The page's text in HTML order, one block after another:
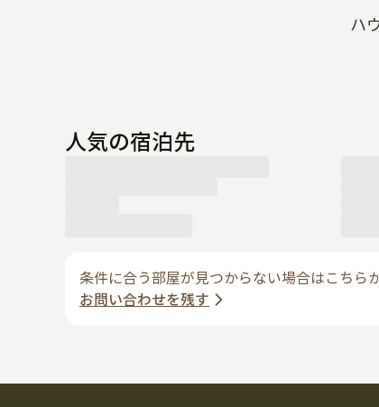
ハ
人気の宿泊先
条件に合う部屋が見つからない場合はこちら
お問い合わせを残す